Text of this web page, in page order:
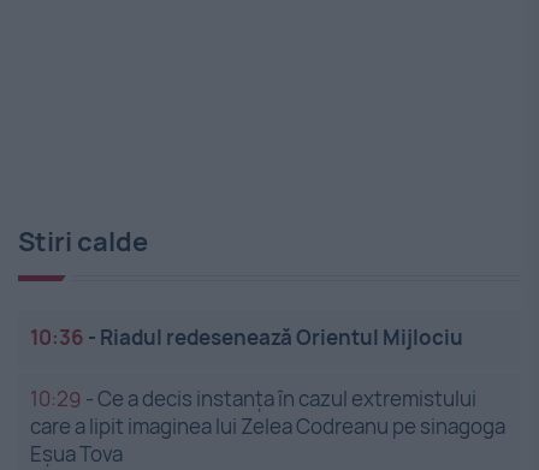
Stiri calde
10:36 - Riadul redesenează Orientul Mijlociu
10:29 -Ce a decis instanța în cazul extremistului
care a lipit imaginea lui Zelea Codreanu pe sinagoga
Eșua Tova